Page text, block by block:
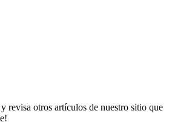
revisa otros artículos de nuestro sitio que